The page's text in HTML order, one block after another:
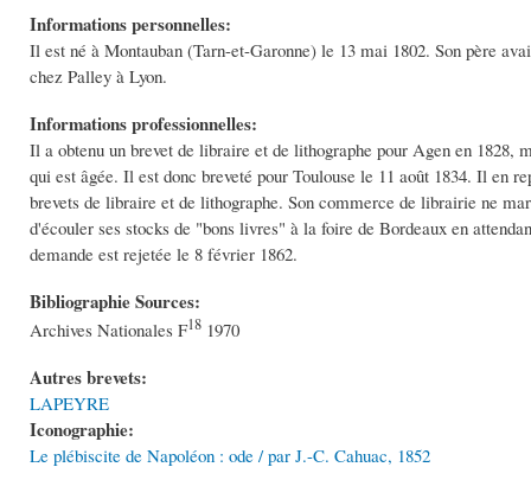
Informations personnelles:
Il est né à Montauban (Tarn-et-Garonne) le 13 mai 1802. Son père
chez Palley à Lyon.
Informations professionnelles:
Il a obtenu un brevet de libraire et de lithographe pour Agen en
qui est âgée. Il est donc breveté pour Toulouse le 11 août 1834. Il en
brevets de libraire et de lithographe. Son commerce de librairie ne
d'écouler ses stocks de "bons livres" à la foire de Bordeaux en
demande est rejetée le 8 février 1862.
Bibliographie Sources:
Archives Nationales F18 1970
Autres brevets:
LAPEYRE
Iconographie:
Le plébiscite de Napoléon : ode / par J.-C. Cahuac, 1852